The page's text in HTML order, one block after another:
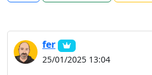
fer
25/01/2025 13:04